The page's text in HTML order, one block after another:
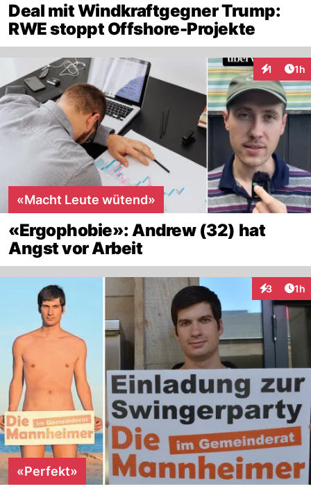
Deal mit Windkraftgegner Trump:
RWE stoppt Offshore-Projekte
1 1h
«Macht Leute wütend»
«Ergophobie»: Andrew (32) hat
Angst vor Arbeit
3 1h
«Perfekt»